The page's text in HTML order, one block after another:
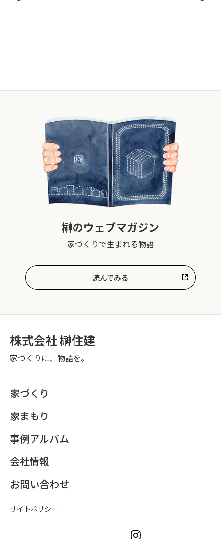
榊のウェブマガジン
家づくりで生まれる物語
読んでみる
株式会社 榊住建
家づくりに、物語を。
家づくり
家まもり
事例アルバム
会社情報
お問い合わせ
サイトポリシー